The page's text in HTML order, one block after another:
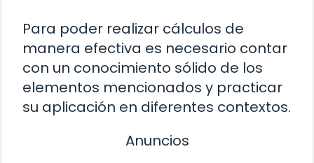
Para poder realizar cálculos de
manera efectiva es necesario contar
con un conocimiento sólido de los
elementos mencionados y practicar
su aplicación en diferentes contextos.
Anuncios